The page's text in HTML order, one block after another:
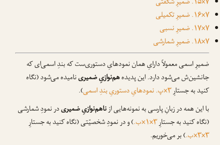
۷×۱۶. ضمیرِ تکمیلی
۷×۱۷. ضمیرِ نسبی
۷×۱۸. ضمیرِ شمارشی
ضمیرِ اسمی معمولاً دارایِ همان نمودهایِ دستوری‌ست که بندِ اسمی‌ای که
جانشین‌ش می‌شود دارد. این پدیدههم‌نوازیِ ضمیرینامیده می‌شود (نگاه
کنید به جستارِ۳×پ. نمودهایِ دستوریِ بندِ اسمی
).
با این همه در زبانِ پارسی به نمونه‌هایی ازناهم‌نوازیِ ضمیریدر نمودِ شمارشی
(نگاه کنید به جستارِ۳×۱×ب.
) و در نمودِ شخصیّتی (نگاه کنید به جستارِ
۳×۳×ب.
) بر می‌خوریم.